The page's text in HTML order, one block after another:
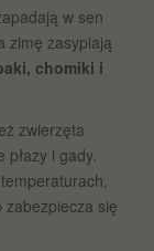
w sen
zimę zasypiają
chomiki i
zwierzęta
i gady.
zabezpiecza się